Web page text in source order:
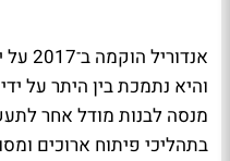
והיא נתמכת בין היתר על
מנסה לבנות מודל אחר
בתהליכי פיתוח ארוכים